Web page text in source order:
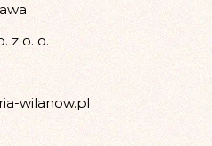
z o. o.
wilanow.pl